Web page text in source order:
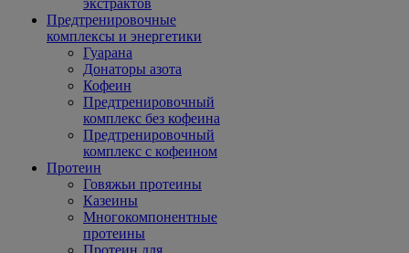
экстрактов
Предтренировочные
комплексы и энергетики
Гуарана
Донаторы азота
Кофеин
Предтренировочный
комплекс без кофеина
Предтренировочный
комплекс с кофеином
Протеин
Говяжьи протеины
Казеины
Многокомпонентные
протеины
Протеин для